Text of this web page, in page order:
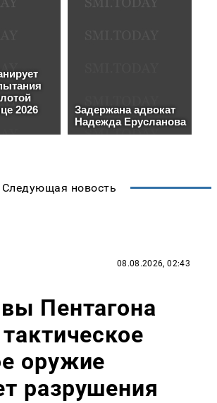
Следующая новость
08.08.2026, 02:43
Пентагона
оружие
разрушения